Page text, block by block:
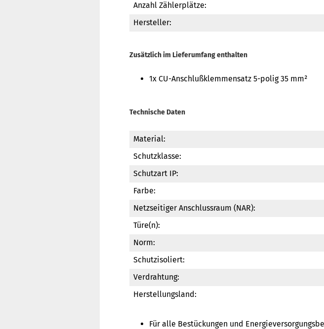
Anzahl Zählerplätze:
Hersteller:
Zusätzlich im Lieferumfang enthalten
1x CU-Anschlußklemmensatz 5-polig 35 mm²
Technische Daten
Material:
Schutzklasse:
Schutzart IP:
Farbe:
Netzseitiger Anschlussraum (NAR):
Türe(n):
Norm:
Schutzisoliert:
Verdrahtung:
Herstellungsland:
Für alle Bestückungen und